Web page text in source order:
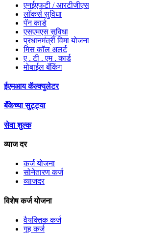
एनईएफटी / आरटीजीएस
लॉकर्स सुविधा
पॅन कार्ड
एसएमएस सुविधा
प्रधानमंत्री विमा योजना
मिस कॉल अलर्ट
ए . टी . एम . कार्ड
मोबाईल बँकिंग
ईएमआय कॅल्क्युलेटर
बँकेच्या सुट्ट्या
सेवा शुल्क
व्याज दर
कर्ज योजना
सोनेतारण कर्ज
व्याजदर
विशेष कर्ज योजना
वैयक्तिक कर्ज
गृह कर्ज